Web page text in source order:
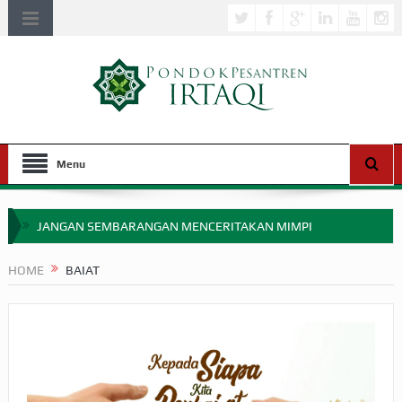
Menu
JANGAN SEMBARANGAN MENCERITAKAN MIMPI
SEBELUM TIBA SAAT WAJIB?
HAKIKAT NIKMAT DI DUNIA!
HOME BAIAT